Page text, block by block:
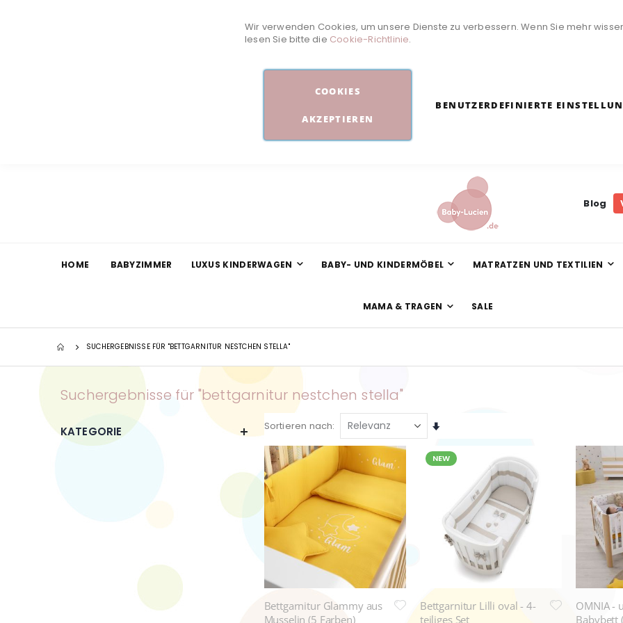
Wir verwenden Cookies, um unsere Dienste zu verbessern. Wenn Sie mehr
lesen Sie bitte die Cookie-Richtlinie.
COOKIES
AKZEPTIEREN
BENUTZERDEFINIERTE
Blog
HOME BABYZIMMER LUXUS KINDERWAGEN BABY- UND KINDERMÖBEL MATRATZEN UND TEXTILIEN
MAMA & TRAGEN SALE
SUCHERGEBNISSE FÜR "BETTGARNITUR NESTCHEN STELLA"
Suchergebnisse für "bettgarnitur nestchen stella"
Sortieren nach
Aufsteigend
Bettgarnitur Glammy aus
Musselin (5 Farben)
NEW
Bettgarnitur Lilli oval - 4-
teiliges Set
OMNIA -
Babybett
KATEGORIE